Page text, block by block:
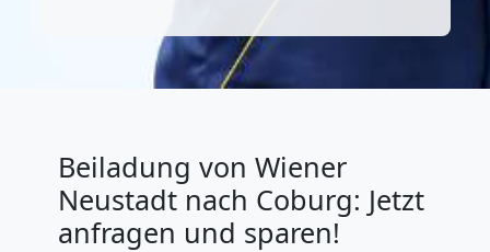
Beiladung von Wiener
Neustadt nach Coburg: Jetzt
anfragen und sparen!